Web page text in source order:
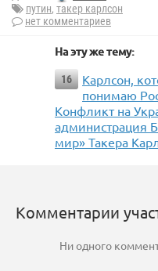
путин, такер карлсон
нет комментариев
На эту же тему:
16
Карлсон,
понимаю
Конфликт на
администрация
мир» Такера
Комментарии
Ни одного